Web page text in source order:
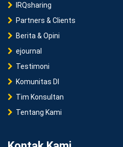
IRQsharing
Partners & Clients
Berita & Opini
ejournal
Testimoni
Komunitas DI
Tim Konsultan
Tentang Kami